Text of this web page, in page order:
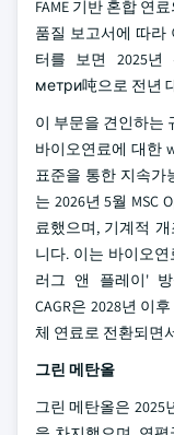
FAME 기반 혼합 연
품질 보고서에 따라
터를 보면 2025년
метри吨으로 전년
이 부문을 견인하는
바이오연료에 대한
표준을 통한 지속가
는 2026년 5월 MSC
료했으며, 기계적
니다. 이는 바이오
러그 앤 플레이' 방
CAGR은 2028년 이
체 연료로 전환되면
그린 메탄올
그린 메탄올은 2025